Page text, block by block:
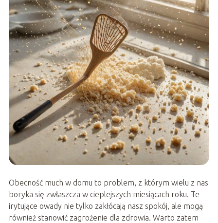
Obecność much w domu to problem, z którym wielu z nas
boryka się zwłaszcza w cieplejszych miesiącach roku. Te
irytujące owady nie tylko zakłócają nasz spokój, ale mogą
również stanowić zagrożenie dla zdrowia. Warto zatem